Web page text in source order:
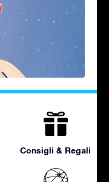
Consigli & Regali